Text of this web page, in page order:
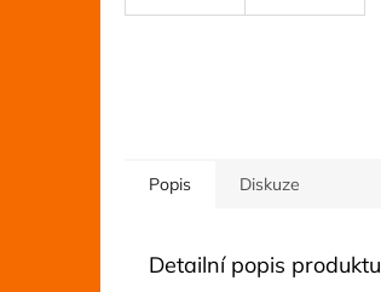
Popis Diskuze
Detailní popis produktu